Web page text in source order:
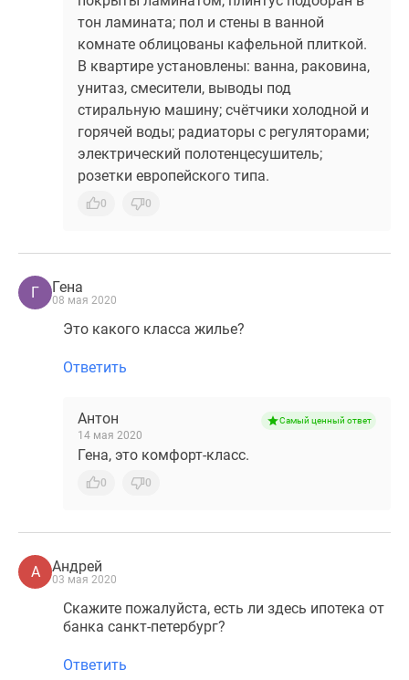
тон ламината; пол и стены в ванной
комнате облицованы кафельной плиткой.
В квартире установлены: ванна, раковина,
унитаз, смесители, выводы под
стиральную машину; счётчики холодной и
горячей воды; радиаторы с регуляторами;
электрический полотенцесушитель;
розетки европейского типа.
0 0
Г Гена
08 мая 2020
Это какого класса жилье?
Ответить
Антон
14 мая 2020
Самый ценный ответ
Гена, это комфорт-класс.
0 0
А Андрей
03 мая 2020
Скажите пожалуйста, есть ли здесь ипотека от
банка санкт-петербург?
Ответить